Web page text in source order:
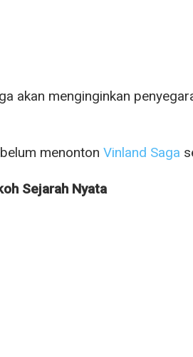
akan menginginkan
menonton Vinland Saga
Sejarah Nyata